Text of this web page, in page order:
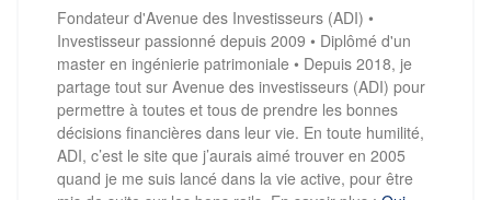
Fondateur d'Avenue des Investisseurs (ADI) •
Investisseur passionné depuis 2009 • Diplômé d'un
master en ingénierie patrimoniale • Depuis 2018, je
partage tout sur Avenue des investisseurs (ADI) pour
permettre à toutes et tous de prendre les bonnes
décisions financières dans leur vie. En toute humilité,
ADI, c’est le site que j’aurais aimé trouver en 2005
quand je me suis lancé dans la vie active, pour être